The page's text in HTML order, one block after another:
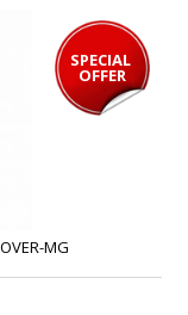
SPECIAL
OFFER
MG